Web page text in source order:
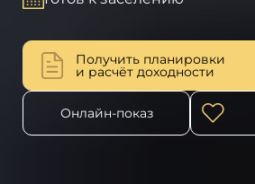
Получить планировки
и расчёт доходности
Онлайн-показ